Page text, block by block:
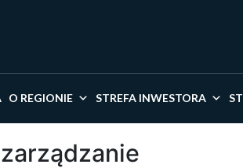
O REGIONIE STREFA INWESTORA